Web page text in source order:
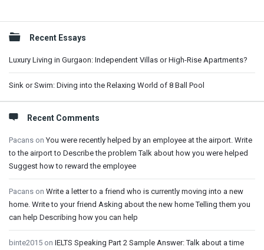
Sidebar
Recent Essays
Luxury Living in Gurgaon: Independent Villas or High-Rise Apartments?
Sink or Swim: Diving into the Relaxing World of 8 Ball Pool
Recent Comments
Pacans onYou were recently helped by an employee at the airport. Write
to the airport to Describe the problem Talk about how you were helped
Suggest how to reward the employee
Pacans on Write a letter to a friend who is currently moving into a new
home. Write to your friend Asking about the new home Telling them you
can help Describing how you can help
binte2015 on IELTS Speaking Part 2 Sample Answer: Talk about a time